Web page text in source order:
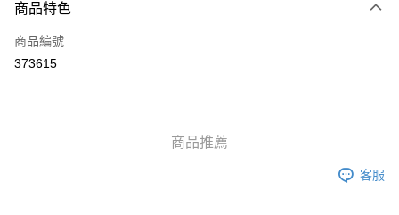
信用卡
Apple Pay
商品特色
商品編號
373615
商品推薦
客服